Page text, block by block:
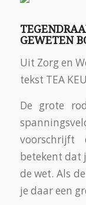
GEWETEN
Uit Zorg en
tekst TEA
De grote
betekent dat
de wet. Als
je daar een